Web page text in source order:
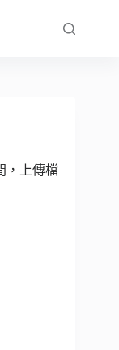
，上傳檔